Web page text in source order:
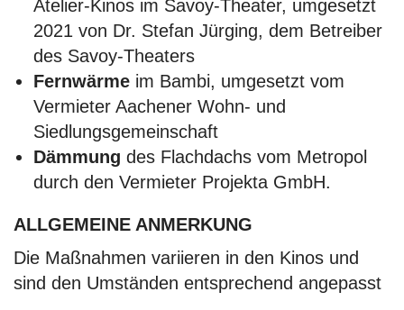
Atelier-Kinos im Savoy-Theater, umgesetzt
2021 von Dr. Stefan Jürging, dem Betreiber
des Savoy-Theaters
Fernwärme im Bambi, umgesetzt vom
Vermieter Aachener Wohn- und
Siedlungsgemeinschaft
Dämmung des Flachdachs vom Metropol
durch den Vermieter Projekta GmbH.
ALLGEMEINE ANMERKUNG
Die Maßnahmen variieren in den Kinos und
sind den Umständen entsprechend angepasst